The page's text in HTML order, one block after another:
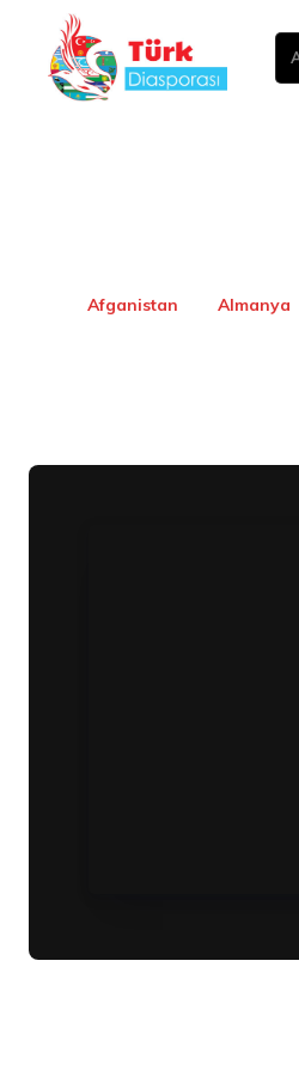
Afganistan Almanya